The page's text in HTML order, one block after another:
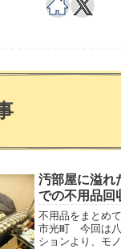
汚部屋に溢
での不用品回
不用品をまとめ
市光町 今回は
ションより、モ